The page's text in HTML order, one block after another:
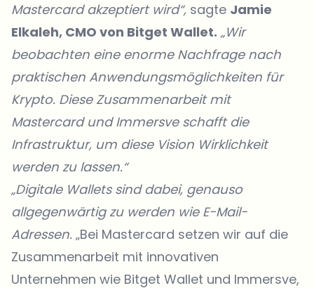
Mastercard akzeptiert wird“, sagte Jamie
Elkaleh, CMO von Bitget Wallet. „Wir
beobachten eine enorme Nachfrage nach
praktischen Anwendungsmöglichkeiten für
Krypto. Diese Zusammenarbeit mit
Mastercard und Immersve schafft die
Infrastruktur, um diese Vision Wirklichkeit
werden zu lassen.“
„Digitale Wallets sind dabei, genauso
allgegenwärtig zu werden wie E-Mail-
Adressen. „Bei Mastercard setzen wir auf die
Zusammenarbeit mit innovativen
Unternehmen wie Bitget Wallet und Immersve,